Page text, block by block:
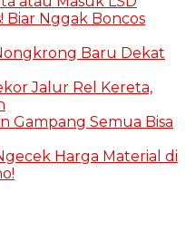
Biar Nggak Boncos
Baru Dekat
Jalur Rel Kereta,
Gampang Semua Bisa
Harga Material di